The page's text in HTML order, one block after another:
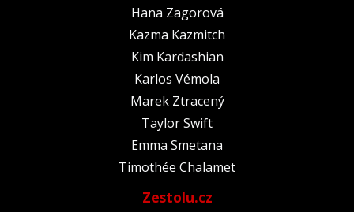
Hana Zagorová
Kazma Kazmitch
Kim Kardashian
Karlos Vémola
Marek Ztracený
Taylor Swift
Emma Smetana
Timothée Chalamet
Zestolu.cz